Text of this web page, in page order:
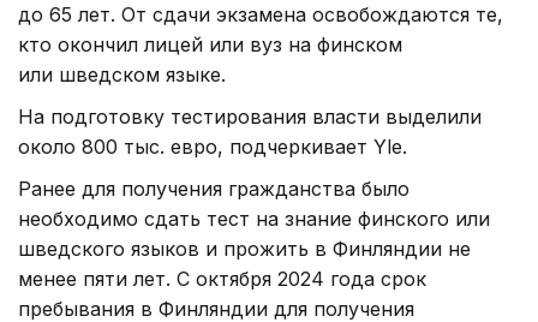
до 65 лет. От сдачи экзамена освобождаются те,
кто окончил лицей или вуз на финском
или шведском языке.
На подготовку тестирования власти выделили
около 800 тыс. евро, подчеркивает Yle.
Ранее для получения гражданства было
необходимо сдать тест на знание финского или
шведского языков и прожить в Финляндии не
менее пяти лет. С октября 2024 года срок
пребывания в Финляндии для получения